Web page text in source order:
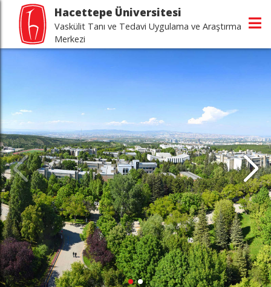
Hacettepe Üniversitesi
Vaskülit Tanı ve Tedavi Uygulama ve Araştırma
Merkezi